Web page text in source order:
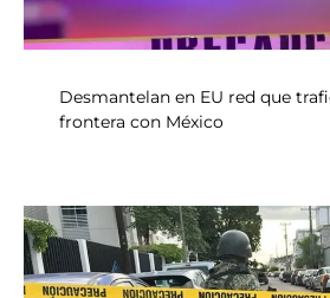
Desmantelan en EU red que
frontera con México